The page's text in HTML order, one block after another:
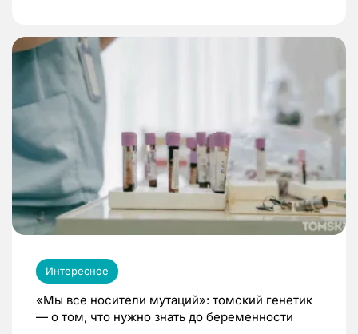
Интересное
«Мы все носители мутаций»: томский генетик
— о том, что нужно знать до беременности